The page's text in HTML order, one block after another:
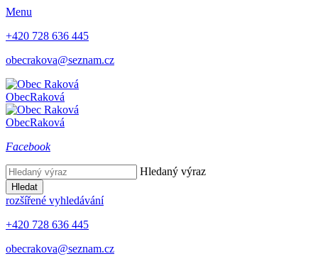
Menu
+420 728 636 445
obecrakova@seznam.cz
ObecRaková
ObecRaková
Facebook
Hledaný výraz
Hledat
rozšířené vyhledávání
+420 728 636 445
obecrakova@seznam.cz